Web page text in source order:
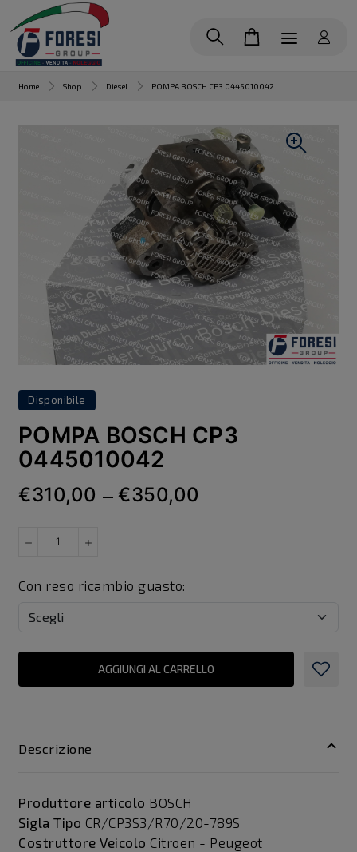
Home Shop Diesel POMPA BOSCH CP3 0445010042
Disponibile
POMPA BOSCH CP3
0445010042
€310,00 — €350,00
Con reso ricambio guasto:
AGGIUNGI AL CARRELLO
Descrizione
Produttore articolo BOSCH
Sigla Tipo CR/CP3S3/R70/20-789S
Costruttore Veicolo Citroen - Peugeot